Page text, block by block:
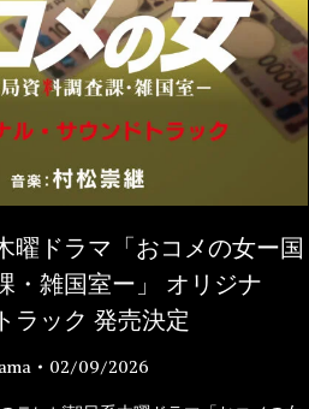
曜ドラマ「おコメの女ー国
・雑国室ー」 オリジナ
ラック 発売決定
02/09/2026